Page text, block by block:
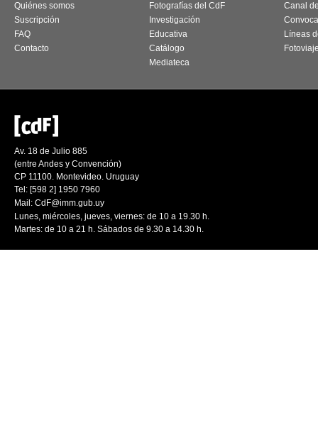
Quiénes somos
Suscripción
FAQ
Contacto
Fotografías del CdF
Investigación
Educativa
Catálogo
Mediateca
Canal
Líneas
Av. 18 de Julio 885
(entre Andes y Convención)
CP 11100. Montevideo. Uruguay
Tel: [598 2] 1950 7960
Mail: CdF@imm.gub.uy
Lunes, miércoles, jueves, viernes: de 10 a 19.30 h.
Martes: de 10 a 21 h. Sábados de 9.30 a 14.30 h.